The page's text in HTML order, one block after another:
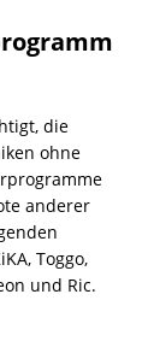
die
ohne
anderer
Toggo,
und Ric.